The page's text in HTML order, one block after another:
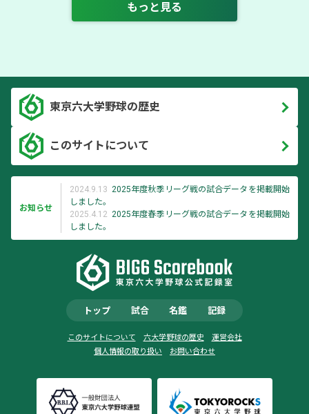
もっと見る
東京六大学野球の歴史
このサイトについて
お知らせ
2024.9.13 2025年度秋季リーグ戦の試合データを掲載開始
しました。
2025.4.12 2025年度春季リーグ戦の試合データを掲載開始
しました。
トップ 試合 名鑑 記録
このサイトについて 六大学野球の歴史
運営会社
個人情報の取り扱い
お問い合わせ